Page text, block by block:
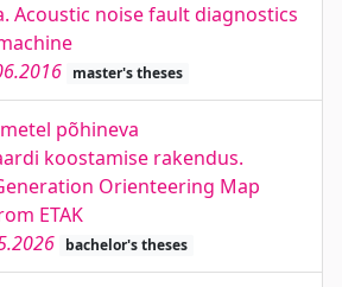
Acoustic noise fault diagnostics
master's theses
põhineva
koostamise rakendus.
Orienteering Map
ETAK
bachelor's theses